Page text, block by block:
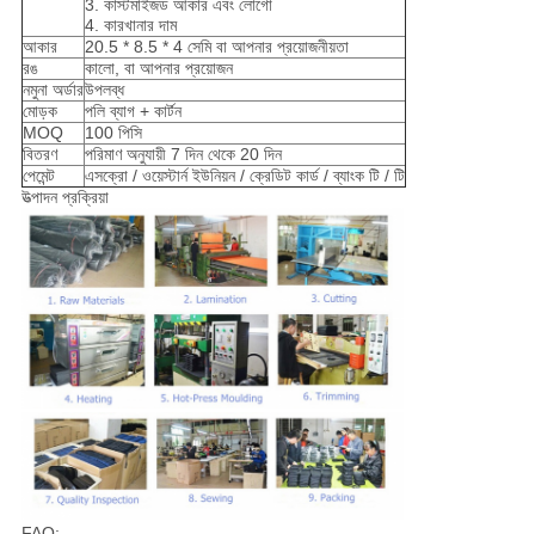
3. কাস্টমাইজড আকার এবং লোগো
4. কারখানার দাম
আকার
20.5 * 8.5 * 4 সেমি বা আপনার প্রয়োজনীয়তা
রঙ
কালো, বা আপনার প্রয়োজন
নমুনা অর্ডারউপলব্ধ
মোড়ক
পলি ব্যাগ + কার্টন
MOQ
100 পিসি
বিতরণ
পরিমাণ অনুযায়ী 7 দিন থেকে 20 দিন
পেমেন্ট
এসক্রো / ওয়েস্টার্ন ইউনিয়ন / ক্রেডিট কার্ড / ব্যাংক টি / টি
উত্পাদন প্রক্রিয়া